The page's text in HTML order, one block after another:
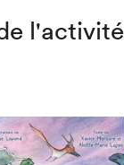
l'activité